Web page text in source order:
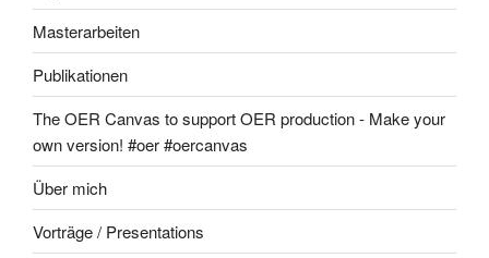
Masterarbeiten
Publikationen
The OER Canvas to support OER production - Make your
own version! #oer #oercanvas
Über mich
Vorträge / Presentations